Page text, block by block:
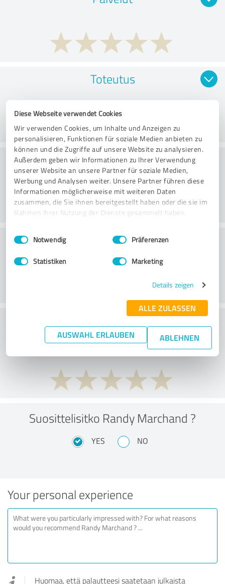
Diese Webseite verwendet Cookies
Wir verwenden Cookies, um Inhalte und Anzeigen zu
personalisieren, Funktionen für soziale Medien anbieten zu
können und die Zugriffe auf unsere Website zu analysieren.
Außerdem geben wir Informationen zu Ihrer Verwendung
unserer Website an unsere Partner für soziale Medien,
Werbung und Analysen weiter. Unsere Partner führen diese
Informationen möglicherweise mit weiteren Daten
zusammen, die Sie ihnen bereitgestellt haben oder die sie im
Rahmen Ihrer Nutzung der Dienste gesammelt haben.
Impressum Datenschutzbestimmungen
Einwilligungsauswahl
Notwendig Präferenzen
Statistiken Marketing
Details zeigen
ALLE ZULASSEN
AUSWAHL ERLAUBEN ABLEHNEN
Toteutus
Konsultointi
Asiakaspalvelu
What do you think of the price to
performance ratio?
Suosittelisitko Randy Marchand ?
YES NO
Your personal experience
Huomaa, että palautteesi saatetaan julkaista